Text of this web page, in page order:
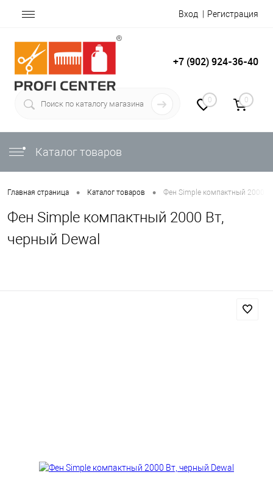
Вход Регистрация
+7 (902) 924-36-40
0 0
Каталог товаров
Главная страница • Каталог товаров • Фен Simple компактный 2000
Фен Simple компактный 2000 Вт,
черный Dewal